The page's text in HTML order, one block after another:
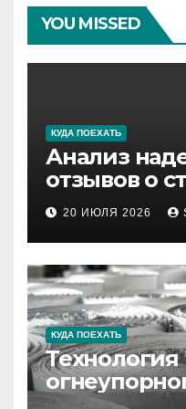
YOU MISSED
КУДА ПОЕХАТЬ
Анализ
отзывов о
компаниях
года
20 ИЮЛЯ 2026
КУДА ПОЕХАТЬ
Технология